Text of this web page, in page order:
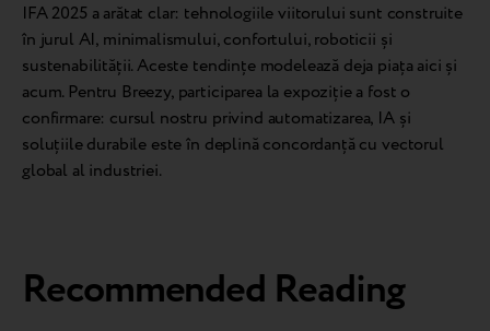
IFA 2025 a arătat clar: tehnologiile viitorului sunt construite
în jurul AI, minimalismului, confortului, roboticii și
sustenabilității. Aceste tendințe modelează deja piața aici și
acum. Pentru Breezy, participarea la expoziție a fost o
confirmare: cursul nostru privind automatizarea, IA și
soluțiile durabile este în deplină concordanță cu vectorul
global al industriei.
Recommended Reading